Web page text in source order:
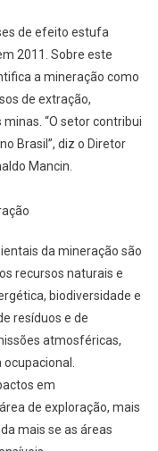
de efeito estufa
2011. Sobre este
a mineração como
de extração,
“O setor contribui
Brasil”, diz o Diretor
Mancin.
da mineração são
recursos naturais e
biodiversidade e
resíduos e de
atmosféricas,
em
de exploração, mais
mais se as áreas